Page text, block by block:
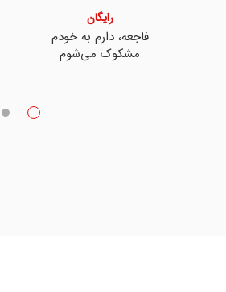
فاجعه، دارم به خودم
مشکوک می‌شوم
رایگان